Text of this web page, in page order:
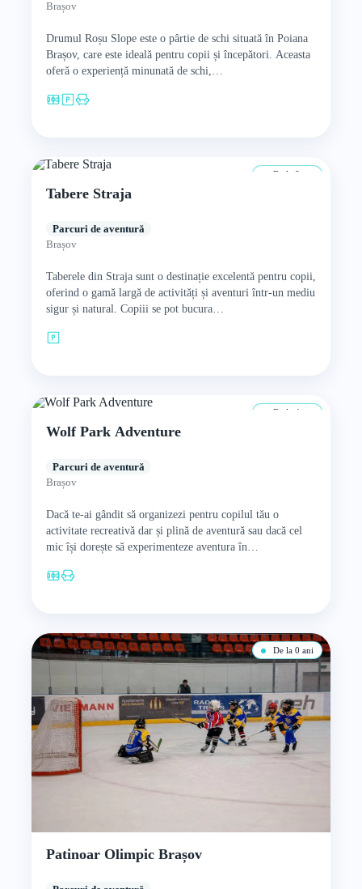
Brașov
Drumul Roșu Slope este o pârtie de schi situată în Poiana
Brașov, care este ideală pentru copii și începători. Aceasta
oferă o experiență minunată de schi,…
De la 8 ani
Tabere Straja
Parcuri de aventură
Brașov
Taberele din Straja sunt o destinație excelentă pentru copii,
oferind o gamă largă de activități și aventuri într-un mediu
sigur și natural. Copiii se pot bucura…
De la 4 ani
Wolf Park Adventure
Parcuri de aventură
Brașov
Dacă te-ai gândit să organizezi pentru copilul tău o
activitate recreativă dar și plină de aventură sau dacă cel
mic își dorește să experimenteze aventura în…
De la 0 ani
Patinoar Olimpic Brașov